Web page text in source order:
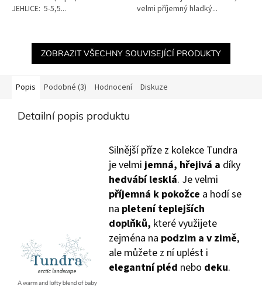
JEHLICE: 5-5,5...
velmi příjemný hladký...
ZOBRAZIT VŠECHNY SOUVISEJÍCÍ PRODUKTY
Popis Podobné (3) Hodnocení Diskuze
Detailní popis produktu
Silnější příze z kolekce Tundra
je velmijemná, hřejivá a díky
hedvábí lesklá. Je velmi
příjemná k pokožce a hodí se
na pletení teplejších
doplňků, které využijete
zejména na podzim a v zimě,
ale můžete z ní uplést i
elegantní pléd nebo deku.